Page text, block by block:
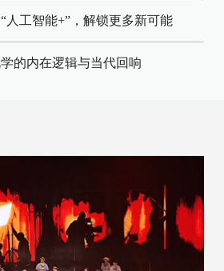
人工智能+”，解锁更多新可能
的内在逻辑与当代回响